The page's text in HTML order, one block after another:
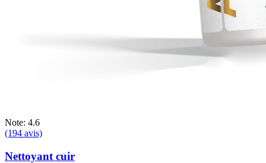
Note: 4.6
(194 avis)
Nettoyant cuir